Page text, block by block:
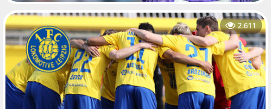
2.611